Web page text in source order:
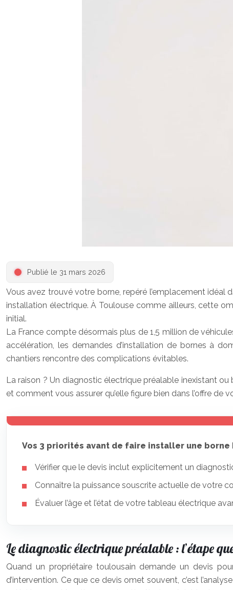
Publié le 31 mars 2026
Vous avez trouvé votre borne, repéré l’emplacement idéal
installation électrique. À Toulouse comme ailleurs, cette
initial.
La France compte désormais plus de 1,5 million de
accélération, les demandes d’installation de bornes à
chantiers rencontre des complications évitables.
La raison ? Un diagnostic électrique préalable inexistant
et comment vous assurer qu’elle figure bien dans l’offre de
Vos 3 priorités avant de faire installer une borne
Vérifier que le devis inclut explicitement un
Connaître la puissance souscrite actuelle de votre
Évaluer l’âge et l’état de votre tableau électrique
Le diagnostic électrique préalable : l’étape
Quand un propriétaire toulousain demande un devis
d’intervention. Ce que ce devis omet souvent, c’est